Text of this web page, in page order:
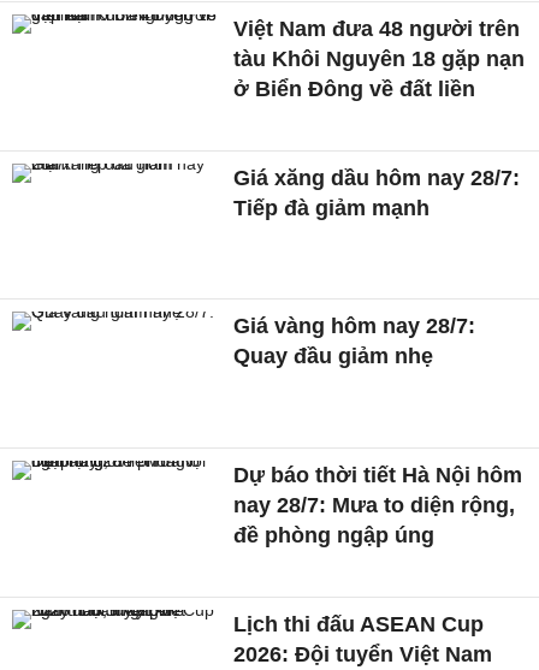
Việt Nam đưa 48 người trên
tàu Khôi Nguyên 18 gặp nạn
ở Biển Đông về đất liền
Giá xăng dầu hôm nay 28/7:
Tiếp đà giảm mạnh
Giá vàng hôm nay 28/7:
Quay đầu giảm nhẹ
Dự báo thời tiết Hà Nội hôm
nay 28/7: Mưa to diện rộng,
đề phòng ngập úng
Lịch thi đấu ASEAN Cup
2026: Đội tuyển Việt Nam